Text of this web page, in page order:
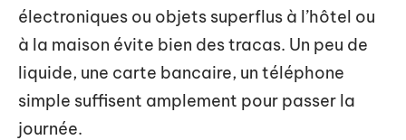
électroniques ou objets superflus à l’hôtel ou
à la maison évite bien des tracas. Un peu de
liquide, une carte bancaire, un téléphone
simple suffisent amplement pour passer la
journée.